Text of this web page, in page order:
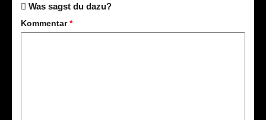
Was sagst du dazu?
Kommentar*